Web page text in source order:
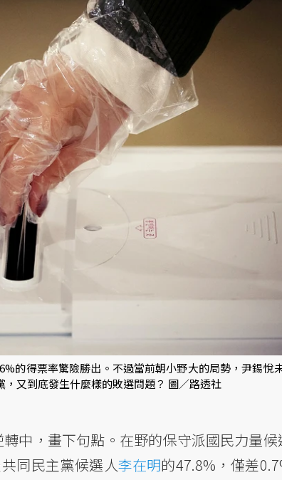
的得票率驚險勝出。不過當前朝小野大的局勢，尹錫悅
又到底發生什麼樣的敗選問題？ 圖／路透社
轉中，畫下句點。在野的保守派國民力量候
同民主黨候選人李在明的47.8%，僅差